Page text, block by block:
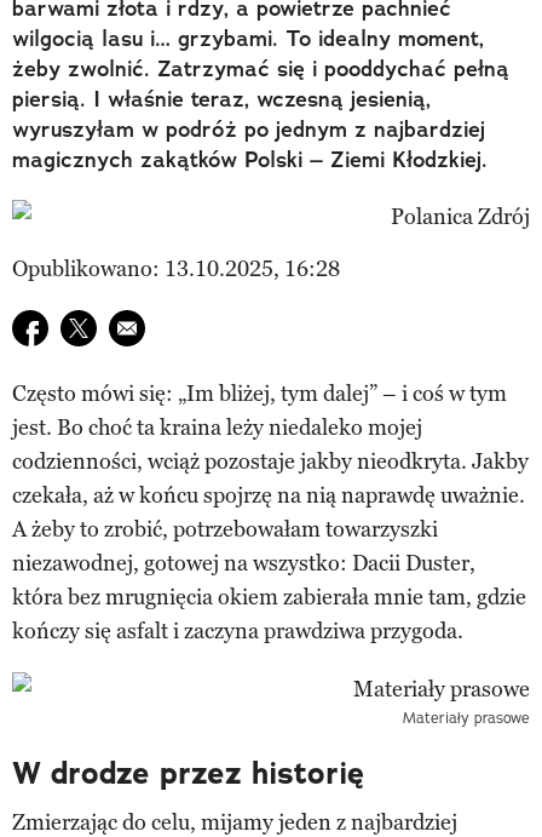
barwami złota i rdzy, a powietrze pachnieć
wilgocią lasu i… grzybami. To idealny moment,
żeby zwolnić. Zatrzymać się i pooddychać pełną
piersią. I właśnie teraz, wczesną jesienią,
wyruszyłam w podróż po jednym z najbardziej
magicznych zakątków Polski – Ziemi Kłodzkiej.
Opublikowano: 13.10.2025, 16:28
Udostępnij na facebook
Udostępnij na twitter
E-mail do przyjaciela
Często mówi się: „Im bliżej, tym dalej” – i coś w tym
jest. Bo choć ta kraina leży niedaleko mojej
codzienności, wciąż pozostaje jakby nieodkryta. Jakby
czekała, aż w końcu spojrzę na nią naprawdę uważnie.
A żeby to zrobić, potrzebowałam towarzyszki
niezawodnej, gotowej na wszystko: Dacii Duster,
która bez mrugnięcia okiem zabierała mnie tam, gdzie
kończy się asfalt i zaczyna prawdziwa przygoda.
Materiały prasowe
W drodze przez historię
Zmierzając do celu, mijamy jeden z najbardziej